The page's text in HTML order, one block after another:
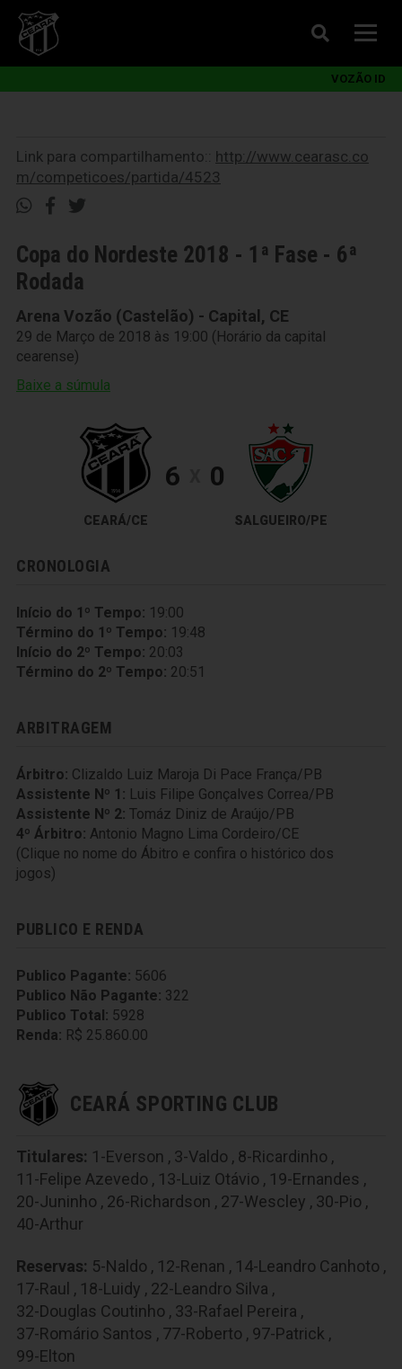
VOZÃO ID
Link para compartilhamento:: http://www.cearasc.co
m/competicoes/partida/4523
Copa do Nordeste 2018 - 1ª Fase - 6ª
Rodada
Arena Vozão (Castelão) - Capital, CE
29 de Março de 2018 às 19:00 (Horário da capital
cearense)
Baixe a súmula
CEARÁ/CE
6 0
SALGUEIRO/PE
CRONOLOGIA
Início do 1º Tempo: 19:00
Término do 1º Tempo: 19:48
Início do 2º Tempo: 20:03
Término do 2º Tempo: 20:51
ARBITRAGEM
Árbitro: Clizaldo Luiz Maroja Di Pace França/PB
Assistente Nº 1: Luis Filipe Gonçalves Correa/PB
Assistente Nº 2: Tomáz Diniz de Araújo/PB
4º Árbitro: Antonio Magno Lima Cordeiro/CE
(Clique no nome do Ábitro e confira o histórico dos
jogos)
PUBLICO E RENDA
Publico Pagante: 5606
Publico Não Pagante: 322
Publico Total: 5928
Renda: R$ 25.860.00
CEARÁ SPORTING CLUB
Titulares: 1-Everson , 3-Valdo , 8-Ricardinho ,
11-Felipe Azevedo , 13-Luiz Otávio , 19-Ernandes ,
20-Juninho , 26-Richardson , 27-Wescley , 30-Pio ,
40-Arthur
Reservas: 5-Naldo , 12-Renan , 14-Leandro Canhoto ,
17-Raul , 18-Luidy , 22-Leandro Silva ,
32-Douglas Coutinho , 33-Rafael Pereira ,
37-Romário Santos , 77-Roberto , 97-Patrick ,
99-Elton